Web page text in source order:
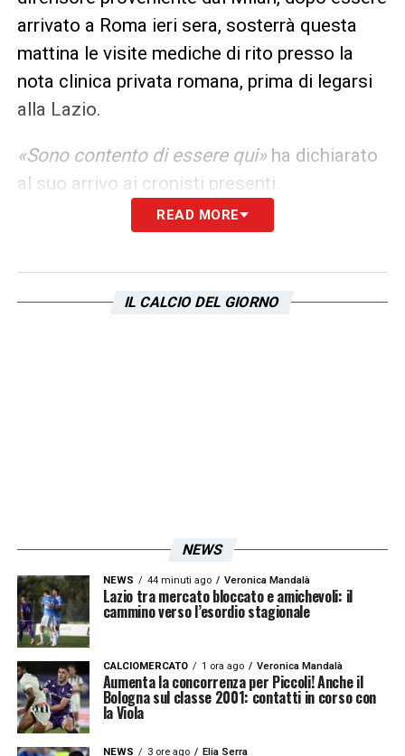
arrivato a Roma ieri sera, sosterrà questa
mattina le visite mediche di rito presso la
nota clinica privata romana, prima di legarsi
alla Lazio.
«Sono contento di essere qui»ha dichiarato
al suo arrivo ai cronisti presenti.
LA PLAYLIST DELLE NOSTRE TOP NEWS
READ MORE
IL CALCIO DEL GIORNO
NEWS
NEWS 44 minuti ago Veronica Mandalà
Lazio tra mercato bloccato e amichevoli: il
cammino verso l’esordio stagionale
CALCIOMERCATO 1 ora ago Veronica Mandalà
Aumenta la concorrenza per Piccoli! Anche il
Bologna sul classe 2001: contatti in corso con
la Viola
NEWS 3 ore ago Elia Serra